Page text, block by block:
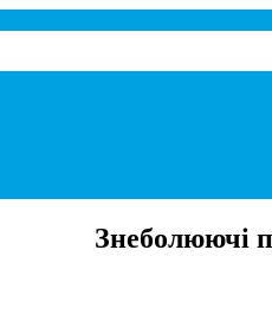
панкреатиті.
Знеболюючі